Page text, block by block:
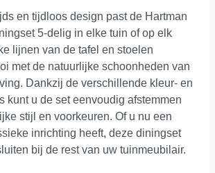
en tijdloos design past de Hartman
5-delig in elke tuin of op elk
lijnen van de tafel en stoelen
met de natuurlijke schoonheden van
Dankzij de verschillende kleur- en
kunt u de set eenvoudig afstemmen
stijl en voorkeuren. Of u nu een
inrichting heeft, deze diningset
bij de rest van uw tuinmeubilair.